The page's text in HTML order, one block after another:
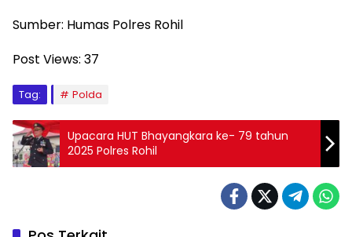
Sumber: Humas Polres Rohil
Post Views: 37
Tag: Polda
Upacara HUT Bhayangkara ke- 79 tahun
2025 Polres Rohil